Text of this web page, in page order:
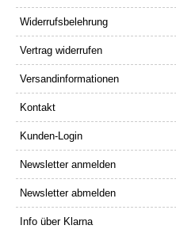
Widerrufsbelehrung
Vertrag widerrufen
Versandinformationen
Kontakt
Kunden-Login
Newsletter anmelden
Newsletter abmelden
Info über Klarna